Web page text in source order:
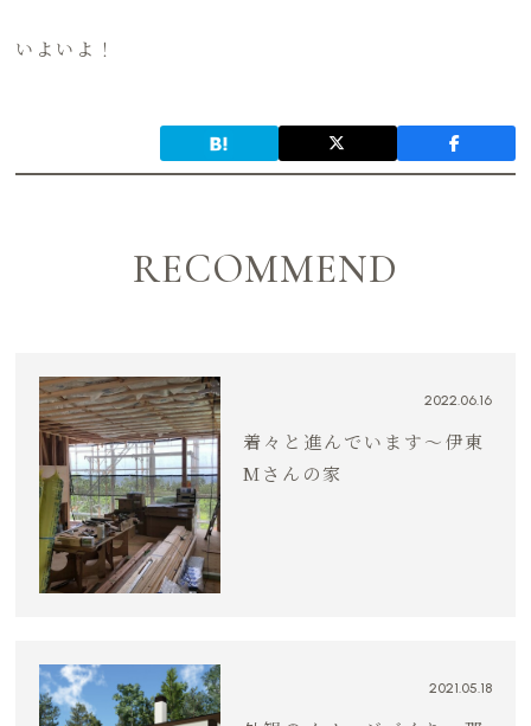
いよいよ！
RECOMMEND
2022.06.16
着々と進んでいます〜伊東
Mさんの家
2021.05.18